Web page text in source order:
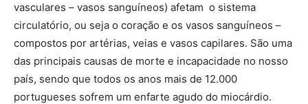
vasculares – vasos sanguíneos) afetam o sistema
circulatório, ou seja o coração e os vasos sanguíneos –
compostos por artérias, veias e vasos capilares. São uma
das principais causas de morte e incapacidade no nosso
país, sendo que todos os anos mais de 12.000
portugueses sofrem um enfarte agudo do miocárdio.